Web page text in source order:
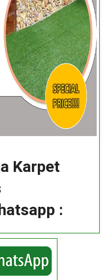
Karpet
: